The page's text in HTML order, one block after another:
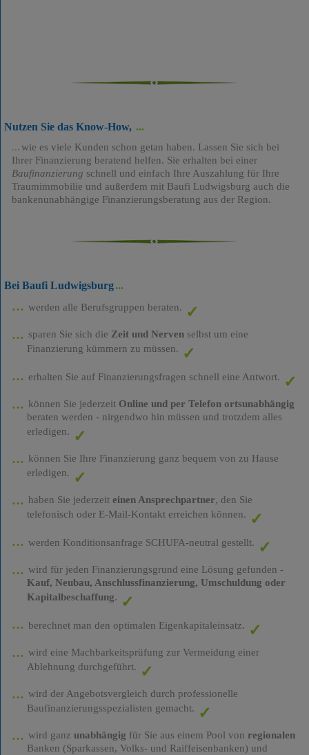
Nutzen Sie das Know-How,
wie es viele Kunden schon getan haben. Lassen Sie sich bei
Ihrer Finanzierung beratend helfen. Sie erhalten bei einer
Baufinanzierung schnell und einfach Ihre Auszahlung für Ihre
Traumimmobilie und außerdem mit Baufi Ludwigsburg auch die
bankenunabhängige Finanzierungsberatung aus der Region.
Bei Baufi Ludwigsburg
werden alle Berufsgruppen beraten.
sparen Sie sich die Zeit und Nervenselbst um eine
Finanzierung kümmern zu müssen.
erhalten Sie auf Finanzierungsfragen schnell eine Antwort.
können Sie jederzeit Online und per Telefon ortsunabhängig
beraten werden - nirgendwo hin müssen und trotzdem alles
erledigen.
können Sie Ihre Finanzierung ganz bequem von zu Hause
erledigen.
haben Sie jederzeit einen Ansprechpartner, den Sie
telefonisch oder E-Mail-Kontakt erreichen können.
werden Konditionsanfrage SCHUFA-neutral gestellt.
wird für jeden Finanzierungsgrund eine Lösung gefunden -
Kauf, Neubau, Anschlussfinanzierung, Umschuldung oder
Kapitalbeschaffung.
berechnet man den optimalen Eigenkapitaleinsatz.
wird eine Machbarkeitsprüfung zur Vermeidung einer
Ablehnung durchgeführt.
wird der Angebotsvergleich durch professionelle
Baufinanzierungsspezialisten gemacht.
wird ganz unabhängig für Sie aus einem Pool von regionalen
Banken (Sparkassen, Volks- und Raiffeisenbanken) und